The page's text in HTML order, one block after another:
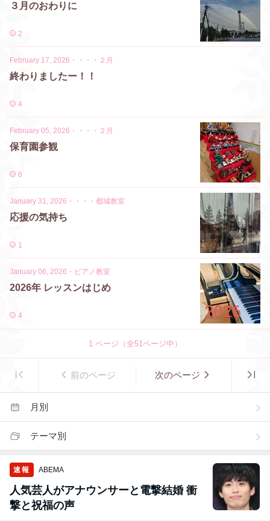
３月のおわりに
2
February 17, 2026 ・ ・・・２月
終わりましたー！！
4
February 05, 2026 ・ ・・・２月
保育園参観
6
January 31, 2026 ・ ・・・都城教室
応援の気持ち
1
January 06, 2026 ・ ピアノ教室
2026年 レッスンはじめ
4
1ページ（全51ページ中）
前のページ 次のページ
月別
テーマ別
速報 ABEMA
人気芸人がアナウンサーと電撃結婚 衝
撃と祝福の声